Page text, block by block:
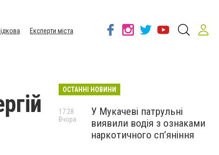
Експерти міста
ОСТАННІ НОВИНИ
У Мукачеві патрульні
виявили водія з ознаками
наркотичного сп’яніння
17:28
Вчора